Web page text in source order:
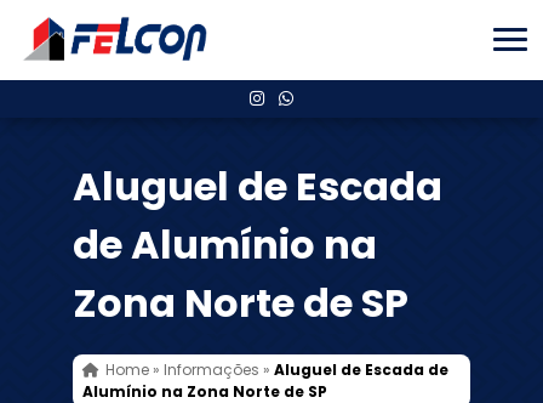
Aluguel de Escada
de Alumínio na
Zona Norte de SP
Home» Informações » Aluguel de Escada de
Alumínio na Zona Norte de SP